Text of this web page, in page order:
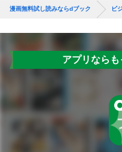
漫画無料試し読みならdブック ビ
アプリならも